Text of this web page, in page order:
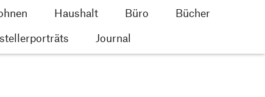
Haushalt Büro
Bücher
Journal